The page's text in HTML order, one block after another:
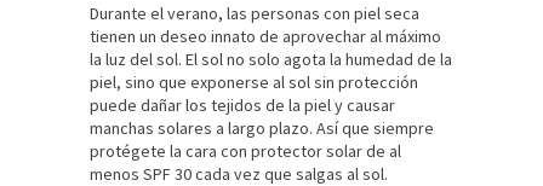
Durante el verano, las personas con piel seca
tienen un deseo innato de aprovechar al máximo
la luz del sol. El sol no solo agota la humedad de la
piel, sino que exponerse al sol sin protección
puede dañar los tejidos de la piel y causar
manchas solares a largo plazo. Así que siempre
protégete la cara con protector solar de al
menos SPF 30 cada vez que salgas al sol.